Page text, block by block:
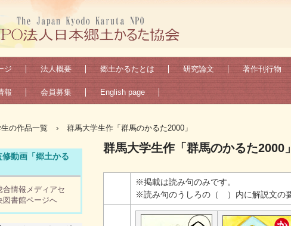
ジ 法人概要 郷土かるたとは 研究論文 著作刊行物
報 会員募集 English page
の作品一覧 › 群馬大学生作「群馬のかるた2000」
群馬大学生作「群馬のかるた2000」
※掲載は読み句のみです。
※読み句のうしろの（ ）内に解説文の
動画「郷土かる
合情報メディアセ
図書館ページへ